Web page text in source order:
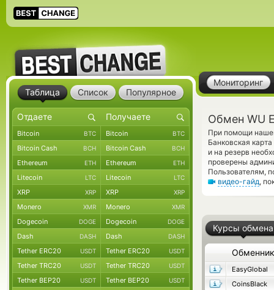
Мониторинг
Обмен WU
При помощи
Банковская
и на резерв
проверены
Пользователям,
видео-гайд,
Курсы обмена
Обменник
EasyGlobal
CoinsBlack
Таблица Список Популярное
Bitcoin BTC Bitcoin BTC
Bitcoin Cash BCH Bitcoin Cash BCH
Ethereum ETH Ethereum ETH
Litecoin LTC Litecoin LTC
XRP XRP XRP XRP
Monero XMR Monero XMR
Dogecoin DOGE Dogecoin DOGE
Dash DASH Dash DASH
Tether ERC20 USDT Tether ERC20 USDT
Tether TRC20 USDT Tether TRC20 USDT
Tether BEP20 USDT Tether BEP20 USDT